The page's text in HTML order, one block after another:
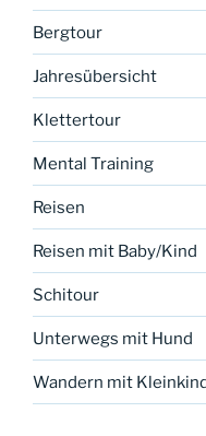
Bergtour
Jahresübersicht
Klettertour
Mental Training
Reisen
Reisen mit Baby/Kind
Schitour
Unterwegs mit Hund
Wandern mit